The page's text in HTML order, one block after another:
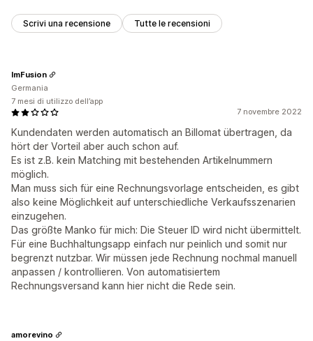
Scrivi una recensione Tutte le recensioni
7 novembre 2022
Kundendaten werden automatisch an Billomat übertragen, da
hört der Vorteil aber auch schon auf.
Es ist z.B. kein Matching mit bestehenden Artikelnummern
möglich.
Man muss sich für eine Rechnungsvorlage entscheiden, es gibt
also keine Möglichkeit auf unterschiedliche Verkaufsszenarien
einzugehen.
Das größte Manko für mich: Die Steuer ID wird nicht übermittelt.
Für eine Buchhaltungsapp einfach nur peinlich und somit nur
begrenzt nutzbar. Wir müssen jede Rechnung nochmal manuell
anpassen / kontrollieren. Von automatisiertem
Rechnungsversand kann hier nicht die Rede sein.
ImFusion
Germania
7 mesi di utilizzo dell’app
amorevino